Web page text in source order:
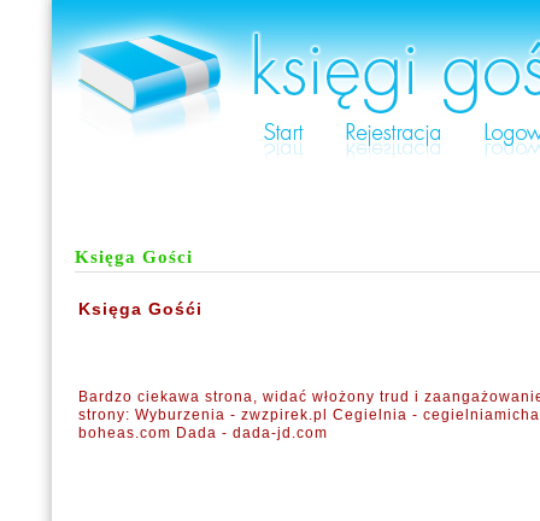
Księga Gości
Księga Gośći
Bardzo ciekawa strona, widać włożony trud i
strony: Wyburzenia - zwzpirek.pl Cegielnia -
boheas.com Dada - dada-jd.com